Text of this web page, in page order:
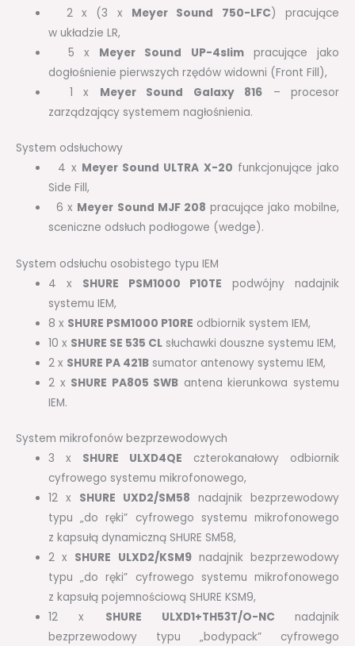
2 x (3 x Meyer Sound 750-LFC) pracujące
w układzie LR,
5 x Meyer Sound UP-4slimpracujące jako
dogłośnienie pierwszych rzędów widowni (Front Fill),
1 x Meyer Sound Galaxy 816 – procesor
zarządzający systemem nagłośnienia.
System odsłuchowy
4 x Meyer Sound ULTRA X-20 funkcjonujące jako
Side Fill,
6 x Meyer Sound MJF 208 pracujące jako mobilne,
sceniczne odsłuch podłogowe (wedge).
System odsłuchu osobistego typu IEM
4 x SHURE PSM1000 P10TE podwójny nadajnik
systemu IEM,
8 x SHURE PSM1000 P10RE odbiornik system IEM,
10 x SHURE SE 535 CL słuchawki douszne systemu IEM,
2 x SHURE PA 421B sumator antenowy systemu IEM,
2 x SHURE PA805 SWB antena kierunkowa systemu
IEM.
System mikrofonów bezprzewodowych
3 x SHURE ULXD4QE czterokanałowy odbiornik
cyfrowego systemu mikrofonowego,
12 x SHURE UXD2/SM58 nadajnik bezprzewodowy
typu „do ręki” cyfrowego systemu mikrofonowego
z kapsułą dynamiczną SHURE SM58,
2 x SHURE ULXD2/KSM9nadajnik bezprzewodowy
typu „do ręki” cyfrowego systemu mikrofonowego
z kapsułą pojemnościową SHURE KSM9,
12 x SHURE ULXD1+TH53T/O-NC nadajnik
bezprzewodowy typu „bodypack” cyfrowego